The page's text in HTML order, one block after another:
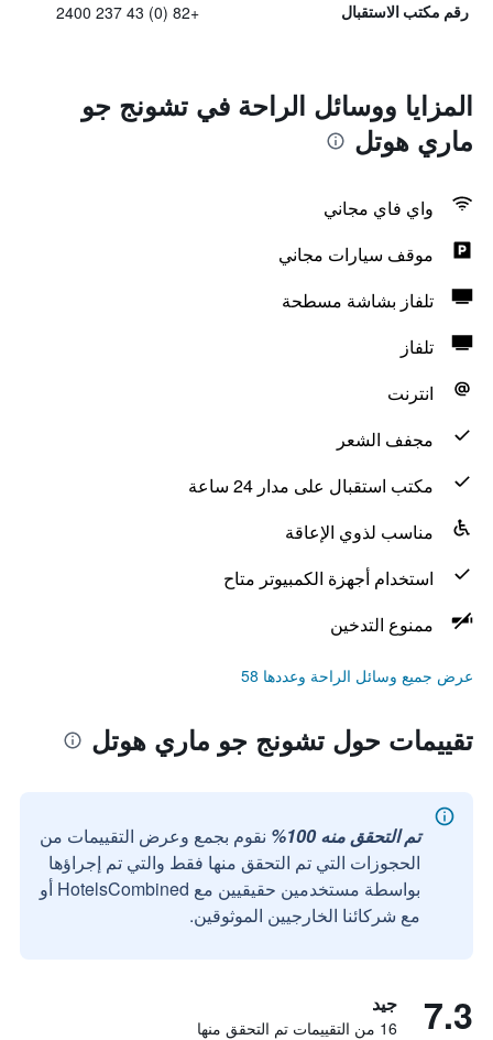
رقم مكتب الاستقبال +82 (0) 43 237 2400
المزايا ووسائل الراحة في تشونج جو
ماري هوتل
واي فاي مجاني
موقف سيارات مجاني
تلفاز بشاشة مسطحة
تلفاز
انترنت
مجفف الشعر
مكتب استقبال على مدار 24 ساعة
مناسب لذوي الإعاقة
استخدام أجهزة الكمبيوتر متاح
ممنوع التدخين
عرض جميع وسائل الراحة وعددها 58
تقييمات حول تشونج جو ماري هوتل
تم التحقق منه 100%
نقوم بجمع وعرض التقييمات من
الحجوزات التي تم التحقق منها فقط والتي تم إجراؤها
بواسطة مستخدمين حقيقيين مع HotelsCombined أو
مع شركائنا الخارجيين الموثوقين.
7.3 جيد
16 من التقييمات تم التحقق منها